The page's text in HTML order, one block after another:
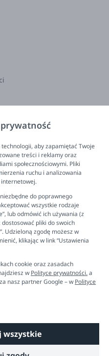
dzieci, spokojne mamy
aby zapamiętać Twoje
treści i reklamy oraz
społecznościowymi. Pliki
ruchu i analizowania
do poprawnego
wszystkie rodzaje
lub odmówić ich używania (z
pliki do swoich
Udzieloną zgodę możesz w
klikając w link “Ustawienia
cookie oraz zasadach
w Polityce prywatności.a
nasz partner Google – w Polityce
wszystkie